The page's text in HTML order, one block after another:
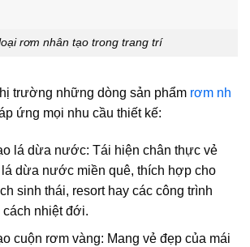
rơm nhân tạo trong trang trí
trường những dòng sản phẩm rơm nh
ứng mọi nhu cầu thiết kế:
lá dừa nước: Tái hiện chân thực vẻ
dừa nước miền quê, thích hợp cho
sinh thái, resort hay các công trình
cách nhiệt đới.
cuộn rơm vàng: Mang vẻ đẹp của mái